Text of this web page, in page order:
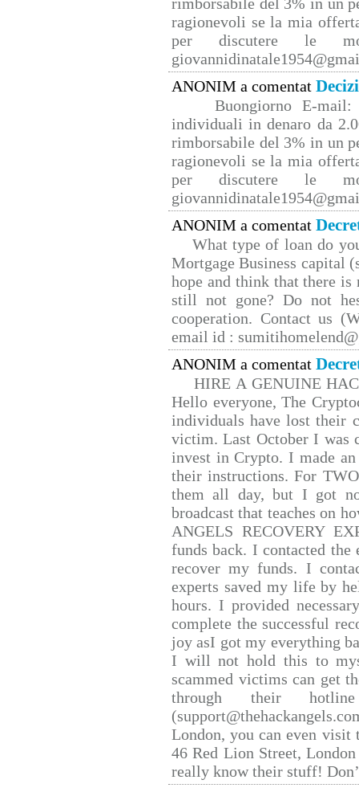
ragionevoli se la mia
per discutere le
ANONIM a comentat
Buongiorno E-mail:
individuali in denaro da
rimborsabile del 3% in un
ragionevoli se la mia
per discutere le
ANONIM a comentat
What type of loan do
Mortgage Business capital
hope and think that there
still not gone? Do not
cooperation. Contact us
email id :
ANONIM a comentat
HIRE A GENUINE
Hello everyone, The
individuals have lost their
victim. Last October I was
invest in Crypto. I made
their instructions. For
them all day, but I got
broadcast that teaches on
ANGELS RECOVERY
funds back. I contacted
recover my funds. I
experts saved my life by
hours. I provided
complete the successful
joy asI got my everything
I will not hold this to
scammed victims can get
through their hotline
London, you can even
46 Red Lion Street,
really know their stuff!